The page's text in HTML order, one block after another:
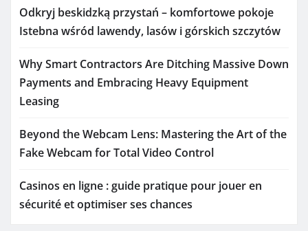
Odkryj beskidzką przystań – komfortowe pokoje
Istebna wśród lawendy, lasów i górskich szczytów
Why Smart Contractors Are Ditching Massive Down
Payments and Embracing Heavy Equipment
Leasing
Beyond the Webcam Lens: Mastering the Art of the
Fake Webcam for Total Video Control
Casinos en ligne : guide pratique pour jouer en
sécurité et optimiser ses chances